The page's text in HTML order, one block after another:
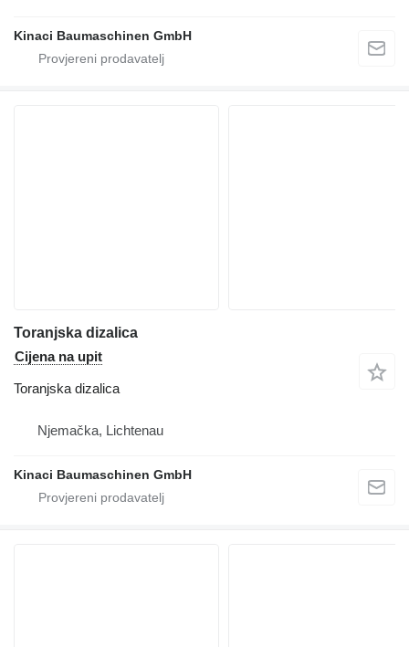
Kinaci Baumaschinen GmbH
Toranjska dizalica
Cijena na upit
Toranjska dizalica
Njemačka, Lichtenau
Kinaci Baumaschinen GmbH